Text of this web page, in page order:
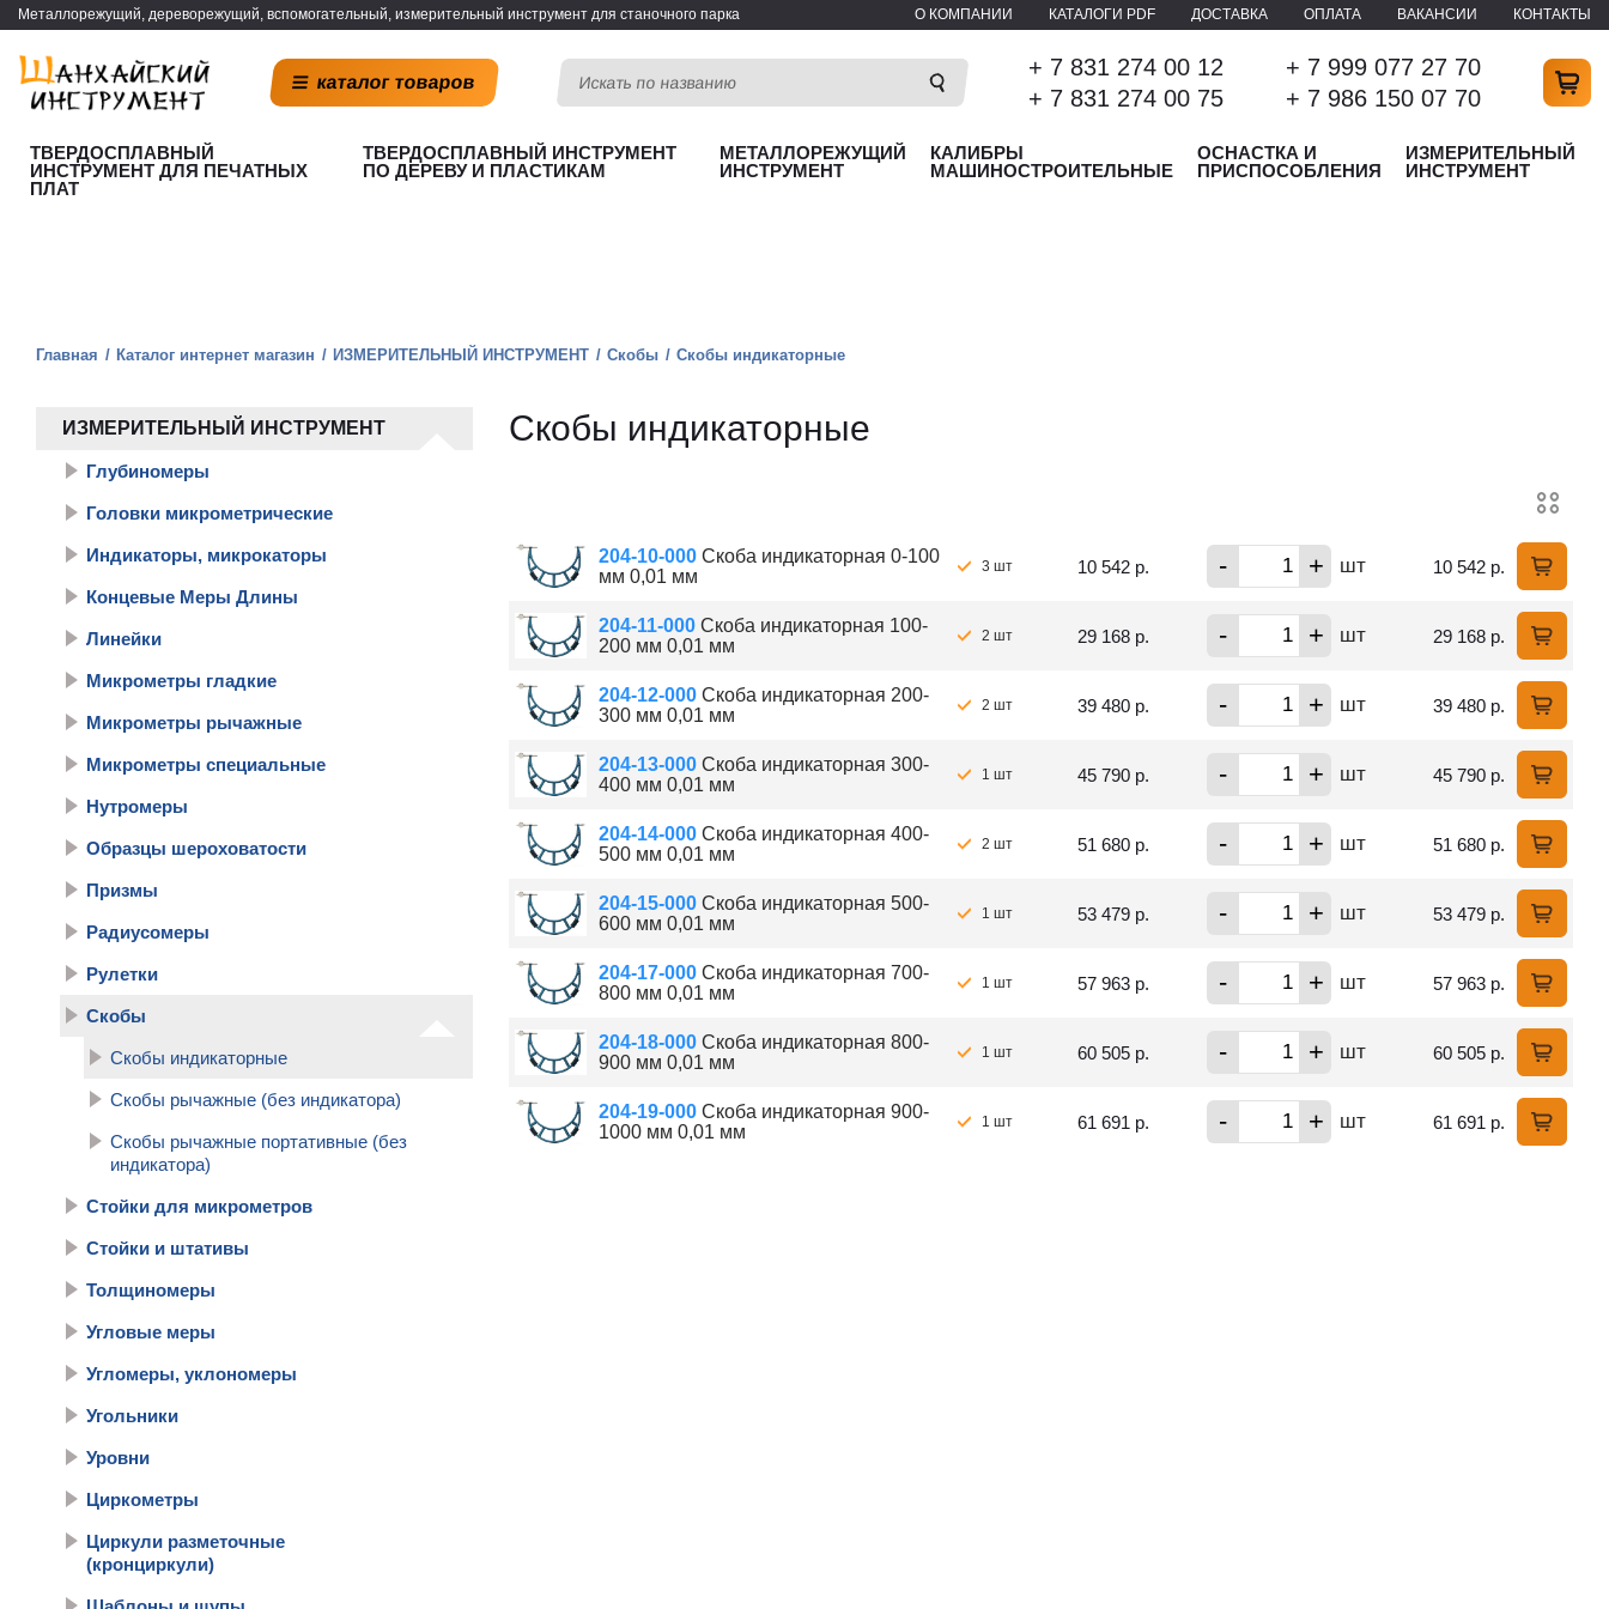
Металлорежущий, дереворежущий, вспомогательный, измерительный инструмент для станочного парка О КОМПАНИИ КАТАЛОГИ PDF ДОСТАВКА ОПЛАТА ВАКАНСИИ КОНТАКТЫ
каталог товаров
+ 7 831 274 00 12
+ 7 831 274 00 75
+ 7 999 077 27 70
+ 7 986 150 07 70
ТВЕРДОСПЛАВНЫЙ
ИНСТРУМЕНТ ДЛЯ ПЕЧАТНЫХ
ПЛАТ
ТВЕРДОСПЛАВНЫЙ ИНСТРУМЕНТ
ПО ДЕРЕВУ И ПЛАСТИКАМ
МЕТАЛЛОРЕЖУЩИЙ
ИНСТРУМЕНТ
КАЛИБРЫ
МАШИНОСТРОИТЕЛЬНЫЕ
ОСНАСТКА И
ПРИСПОСОБЛЕНИЯ
ИЗМЕРИТЕЛЬНЫЙ
ИНСТРУМЕНТ
Главная Каталог интернет магазин ИЗМЕРИТЕЛЬНЫЙ ИНСТРУМЕНТ Скобы Скобы индикаторные
ИЗМЕРИТЕЛЬНЫЙ ИНСТРУМЕНТ
Глубиномеры
Головки микрометрические
Индикаторы, микрокаторы
Концевые Меры Длины
Линейки
Микрометры гладкие
Микрометры рычажные
Микрометры специальные
Нутромеры
Образцы шероховатости
Призмы
Радиусомеры
Рулетки
Скобы
Скобы индикаторные
Скобы рычажные (без индикатора)
Скобы рычажные портативные (без
индикатора)
Стойки для микрометров
Стойки и штативы
Толщиномеры
Угловые меры
Угломеры, уклономеры
Угольники
Уровни
Циркометры
Циркули разметочные
(кронциркули)
Скобы индикаторные
204-10-000 Скоба индикаторная 0-100
мм 0,01 мм
3 шт 10 542 р. - + шт 10 542 р.
204-11-000 Скоба индикаторная 100-
200 мм 0,01 мм
2 шт 29 168 р. - + шт 29 168 р.
204-12-000 Скоба индикаторная 200-
300 мм 0,01 мм
2 шт 39 480 р. - + шт 39 480 р.
204-13-000 Скоба индикаторная 300-
400 мм 0,01 мм
1 шт 45 790 р. - + шт 45 790 р.
204-14-000 Скоба индикаторная 400-
500 мм 0,01 мм
2 шт 51 680 р. - + шт 51 680 р.
204-15-000 Скоба индикаторная 500-
600 мм 0,01 мм
1 шт 53 479 р. - + шт 53 479 р.
204-17-000 Скоба индикаторная 700-
800 мм 0,01 мм
1 шт 57 963 р. - + шт 57 963 р.
204-18-000 Скоба индикаторная 800-
900 мм 0,01 мм
1 шт 60 505 р. - + шт 60 505 р.
204-19-000 Скоба индикаторная 900-
1000 мм 0,01 мм
1 шт 61 691 р. - + шт 61 691 р.